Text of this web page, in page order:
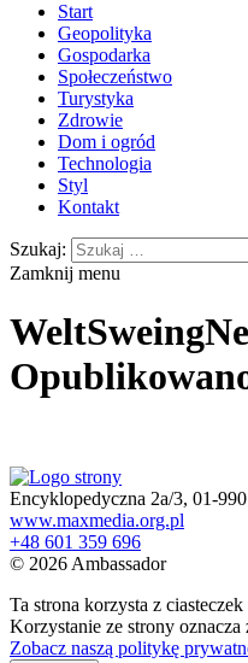
Start
Geopolityka
Gospodarka
Społeczeństwo
Turystyka
Zdrowie
Dom i ogród
Technologia
Styl
Kontakt
Szukaj:
Zamknij menu
Encyklopedyczna 2a/3, 01-
www.maxmedia.org.pl
+48 601 359 696
© 2026 Ambassador
Ta strona korzysta z
Korzystanie ze strony oznacza
Zobacz naszą politykę